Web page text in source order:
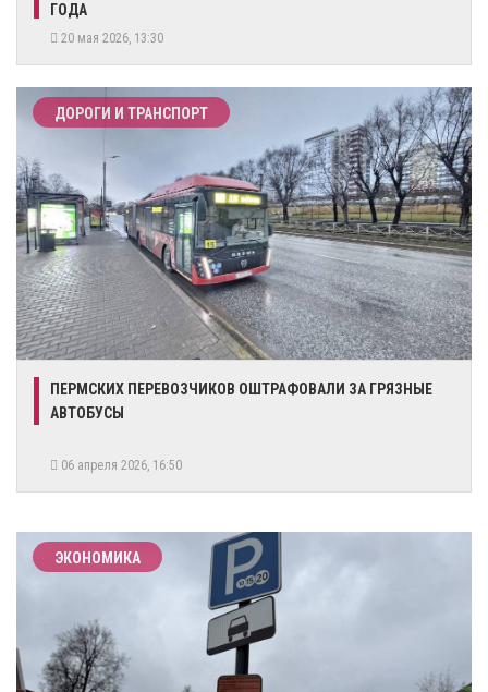
ГОДА
20 мая 2026, 13:30
ДОРОГИ И ТРАНСПОРТ
ПЕРМСКИХ ПЕРЕВОЗЧИКОВ ОШТРАФОВАЛИ ЗА ГРЯЗНЫЕ
АВТОБУСЫ
06 апреля 2026, 16:50
ЭКОНОМИКА